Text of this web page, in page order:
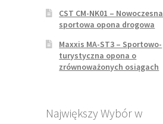
CST CM-NK01 – Nowoczesna
sportowa opona drogowa
Maxxis MA-ST3 – Sportowo-
turystyczna opona o
zrównoważonych osiągach
Największy Wybór w